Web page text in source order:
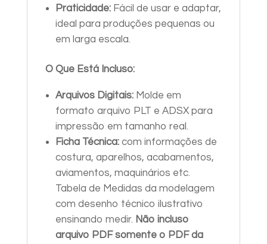
Praticidade:Fácil de usar e adaptar,
ideal para produções pequenas ou
em larga escala.
O Que Está Incluso:
Arquivos Digitais:Molde em
formato arquivo PLT e ADSX para
impressão em tamanho real.
Ficha Técnica:com informações de
costura, aparelhos, acabamentos,
aviamentos, maquinários etc.
Tabela de Medidas da modelagem
com desenho técnico ilustrativo
ensinando medir. Não incluso
arquivo PDF somente o PDF da